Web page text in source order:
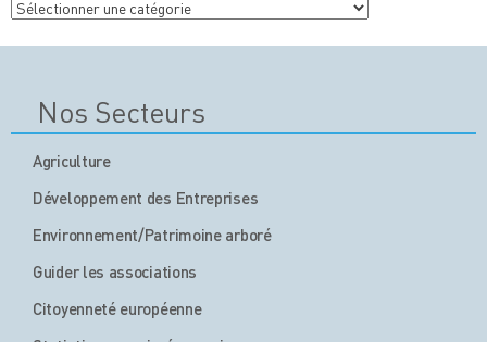
articles
Nos Secteurs
Agriculture
Développement des Entreprises
Environnement/Patrimoine arboré
Guider les associations
Citoyenneté européenne